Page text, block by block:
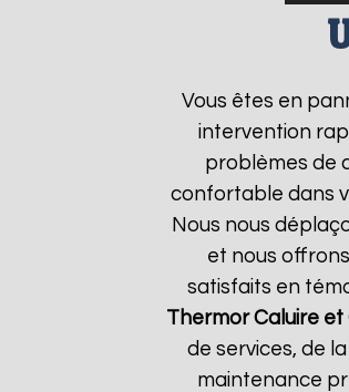
Vous êtes en
intervention
problèmes de
confortable dans
Nous nous
et nous
satisfaits en
Thermor Caluire et
de services, de
maintenance